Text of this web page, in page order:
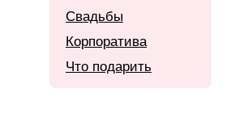
Свадьбы
Корпоратива
Что подарить